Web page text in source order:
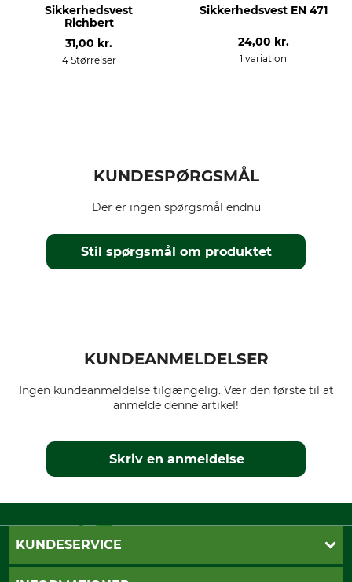
Tøjstørrelse
Sikkerhedsvest
Richbert
31,00 kr.
4 Størrelser
Sikkerhedsvest EN 471
24,00 kr.
1 variation
KUNDESPØRGSMÅL
Stil spørgsmål om produktet
Der er ingen spørgsmål endnu
KUNDEANMELDELSER
Ingen kundeanmeldelse tilgængelig. Vær den første til at
anmelde denne artikel!
Skriv en anmeldelse
KUNDESERVICE